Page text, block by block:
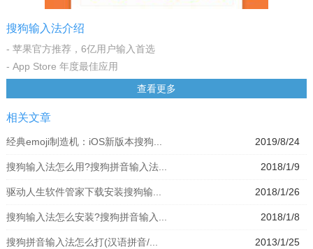
搜狗输入法介绍
- 苹果官方推荐，6亿用户输入首选
- App Store 年度最佳应用
炫酷功能
- 卓越拼音\语音\手写\笔画\拍照扫描输入
- 词库强大、流畅高效，搜狗总能懂你
- 炫动皮肤、DIY按键音\壁纸，键盘你做主
- 小字\花漾字\图片字，文字特效百变高能
- 鲜萌颜文字，潮流弹幕\朋友圈\流行语
- 海量表情、DIY斗图，不玩别人玩剩的
查看更多
相关文章
2019/8/24
经典emoji制造机：iOS新版本搜狗...
2018/1/9
搜狗输入法怎么用?搜狗拼音输入法...
2018/1/26
驱动人生软件管家下载安装搜狗输...
2018/1/8
搜狗输入法怎么安装?搜狗拼音输入...
2013/1/25
搜狗拼音输入法怎么打(汉语拼音/...